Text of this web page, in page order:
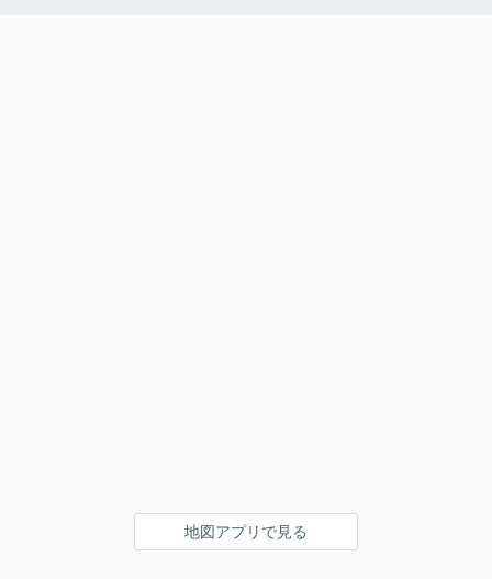
地図アプリで見る